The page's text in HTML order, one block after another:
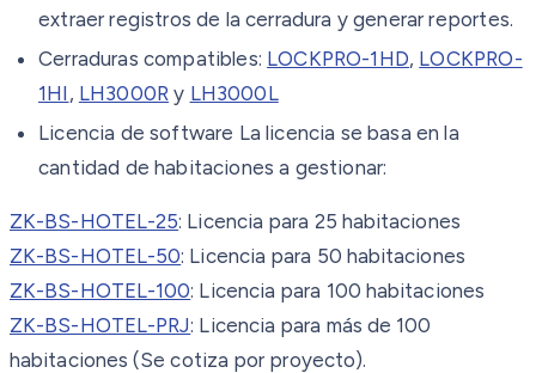
extraer registros de la cerradura y generar reportes.
Cerraduras compatibles: LOCKPRO-1HD, LOCKPRO-
1HI , LH3000R y LH3000L
Licencia de software La licencia se basa en la
cantidad de habitaciones a gestionar:
ZK-BS-HOTEL-25: Licencia para 25 habitaciones
ZK-BS-HOTEL-50: Licencia para 50 habitaciones
ZK-BS-HOTEL-100: Licencia para 100 habitaciones
ZK-BS-HOTEL-PRJ: Licencia para más de 100
habitaciones (Se cotiza por proyecto).